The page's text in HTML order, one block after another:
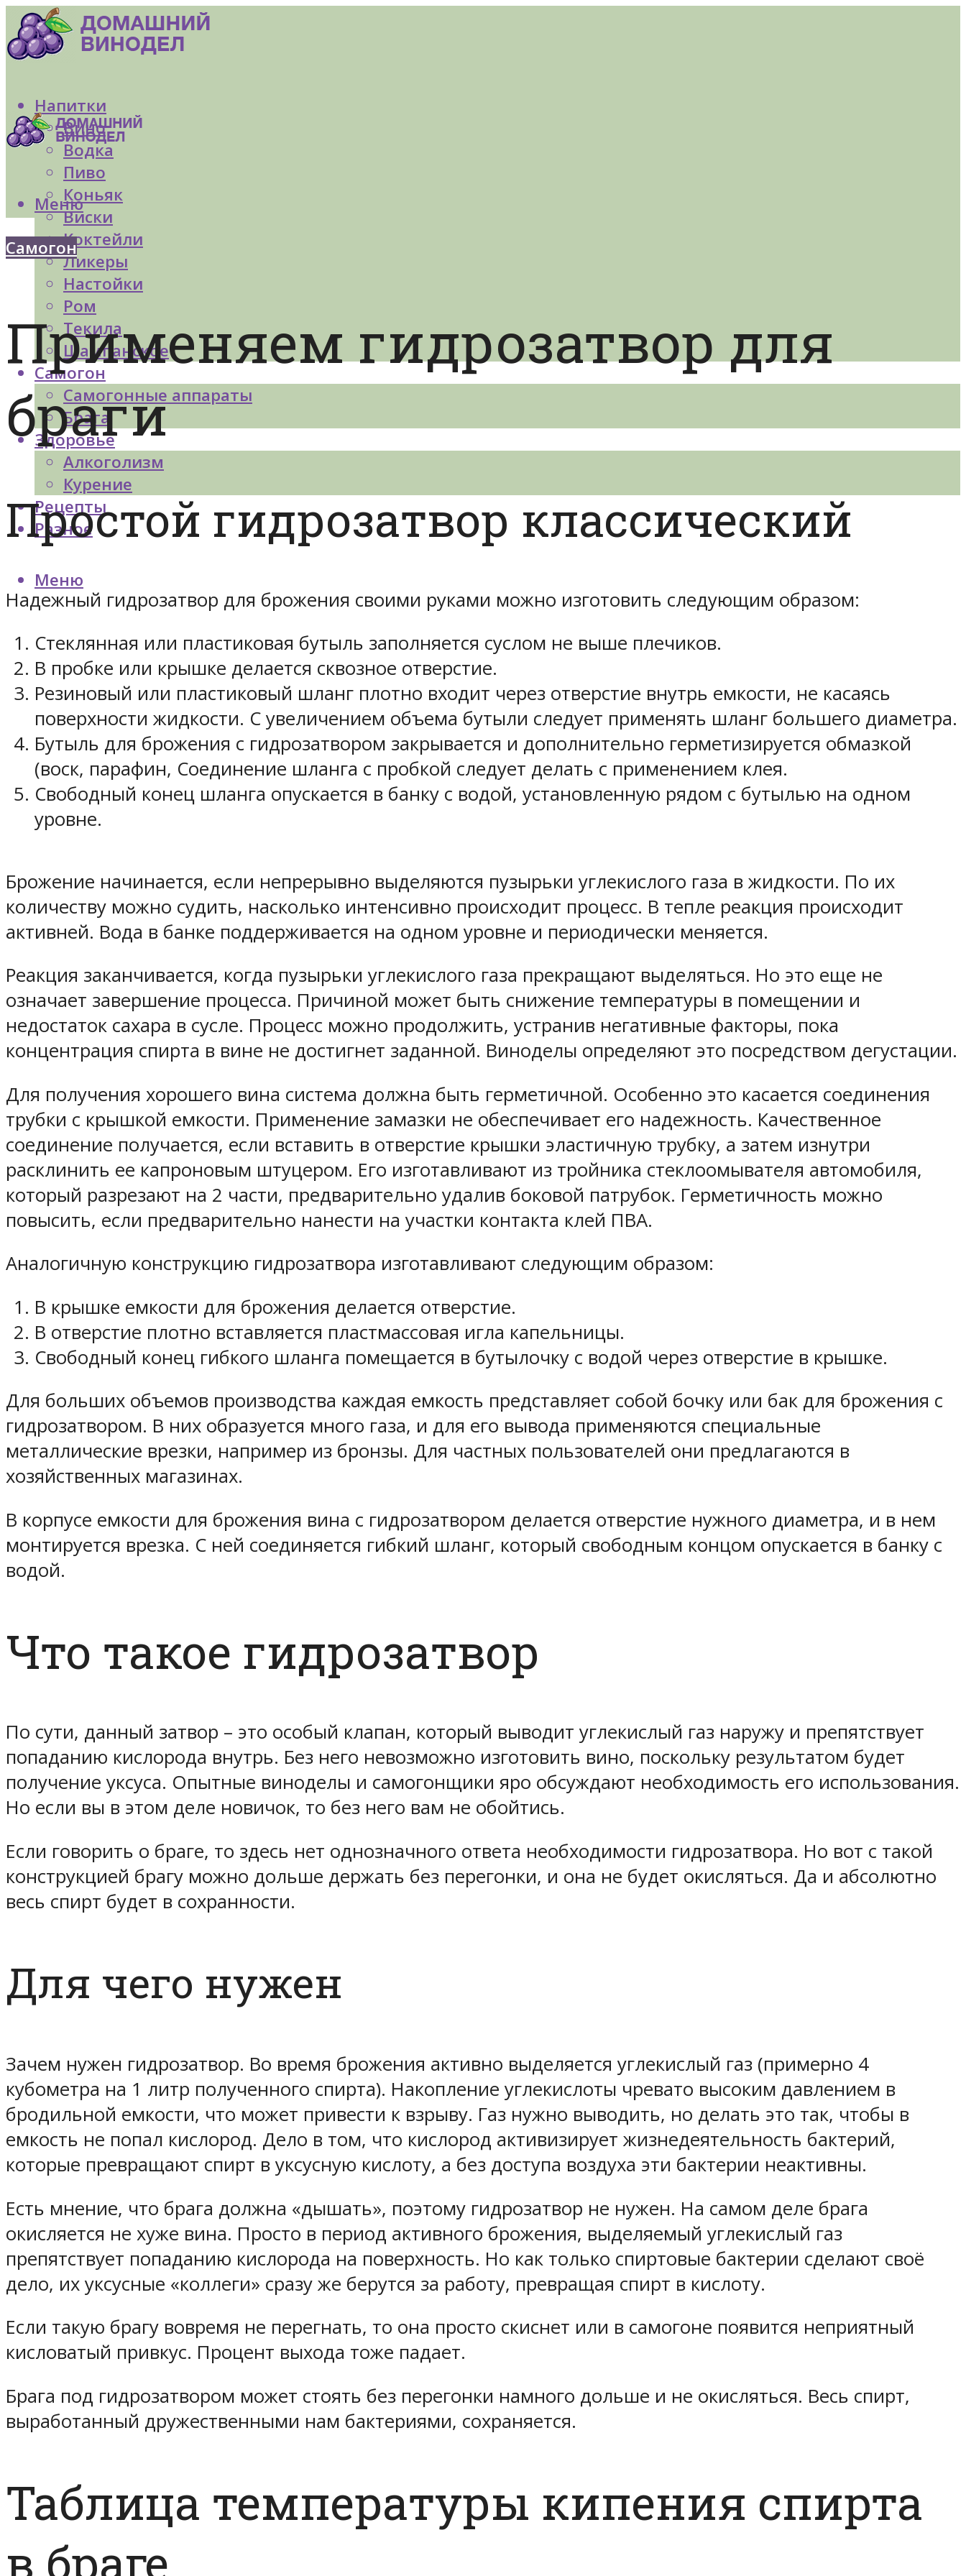
Напитки
Вино
Водка
Пиво
Коньяк
Виски
Коктейли
Ликеры
Настойки
Ром
Текила
Шампанское
Самогон
Самогонные аппараты
Брага
Здоровье
Алкоголизм
Курение
Рецепты
Разное
Меню
Меню
Самогон
Применяем гидрозатвор для
браги
Простой гидрозатвор классический
Надежный гидрозатвор для брожения своими руками можно изготовить следующим образом:
Стеклянная или пластиковая бутыль заполняется суслом не выше плечиков.
В пробке или крышке делается сквозное отверстие.
Резиновый или пластиковый шланг плотно входит через отверстие внутрь емкости, не касаясь
поверхности жидкости. С увеличением объема бутыли следует применять шланг большего диаметра.
Бутыль для брожения с гидрозатвором закрывается и дополнительно герметизируется обмазкой
(воск, парафин, Соединение шланга с пробкой следует делать с применением клея.
Свободный конец шланга опускается в банку с водой, установленную рядом с бутылью на одном
уровне.
Брожение начинается, если непрерывно выделяются пузырьки углекислого газа в жидкости. По их
количеству можно судить, насколько интенсивно происходит процесс. В тепле реакция происходит
активней. Вода в банке поддерживается на одном уровне и периодически меняется.
Реакция заканчивается, когда пузырьки углекислого газа прекращают выделяться. Но это еще не
означает завершение процесса. Причиной может быть снижение температуры в помещении и
недостаток сахара в сусле. Процесс можно продолжить, устранив негативные факторы, пока
концентрация спирта в вине не достигнет заданной. Виноделы определяют это посредством дегустации.
Для получения хорошего вина система должна быть герметичной. Особенно это касается соединения
трубки с крышкой емкости. Применение замазки не обеспечивает его надежность. Качественное
соединение получается, если вставить в отверстие крышки эластичную трубку, а затем изнутри
расклинить ее капроновым штуцером. Его изготавливают из тройника стеклоомывателя автомобиля,
который разрезают на 2 части, предварительно удалив боковой патрубок. Герметичность можно
повысить, если предварительно нанести на участки контакта клей ПВА.
Аналогичную конструкцию гидрозатвора изготавливают следующим образом:
В крышке емкости для брожения делается отверстие.
В отверстие плотно вставляется пластмассовая игла капельницы.
Свободный конец гибкого шланга помещается в бутылочку с водой через отверстие в крышке.
Для больших объемов производства каждая емкость представляет собой бочку или бак для брожения с
гидрозатвором. В них образуется много газа, и для его вывода применяются специальные
металлические врезки, например из бронзы. Для частных пользователей они предлагаются в
хозяйственных магазинах.
В корпусе емкости для брожения вина с гидрозатвором делается отверстие нужного диаметра, и в нем
монтируется врезка. С ней соединяется гибкий шланг, который свободным концом опускается в банку с
водой.
Что такое гидрозатвор
По сути, данный затвор – это особый клапан, который выводит углекислый газ наружу и препятствует
попаданию кислорода внутрь. Без него невозможно изготовить вино, поскольку результатом будет
получение уксуса. Опытные виноделы и самогонщики яро обсуждают необходимость его использования.
Но если вы в этом деле новичок, то без него вам не обойтись.
Если говорить о браге, то здесь нет однозначного ответа необходимости гидрозатвора. Но вот с такой
конструкцией брагу можно дольше держать без перегонки, и она не будет окисляться. Да и абсолютно
весь спирт будет в сохранности.
Для чего нужен
Зачем нужен гидрозатвор. Во время брожения активно выделяется углекислый газ (примерно 4
кубометра на 1 литр полученного спирта). Накопление углекислоты чревато высоким давлением в
бродильной емкости, что может привести к взрыву. Газ нужно выводить, но делать это так, чтобы в
емкость не попал кислород. Дело в том, что кислород активизирует жизнедеятельность бактерий,
которые превращают спирт в уксусную кислоту, а без доступа воздуха эти бактерии неактивны.
Есть мнение, что брага должна «дышать», поэтому гидрозатвор не нужен. На самом деле брага
окисляется не хуже вина. Просто в период активного брожения, выделяемый углекислый газ
препятствует попаданию кислорода на поверхность. Но как только спиртовые бактерии сделают своё
дело, их уксусные «коллеги» сразу же берутся за работу, превращая спирт в кислоту.
Если такую брагу вовремя не перегнать, то она просто скиснет или в самогоне появится неприятный
кисловатый привкус. Процент выхода тоже падает.
Брага под гидрозатвором может стоять без перегонки намного дольше и не окисляться. Весь спирт,
выработанный дружественными нам бактериями, сохраняется.
Таблица температуры кипения спирта
в браге